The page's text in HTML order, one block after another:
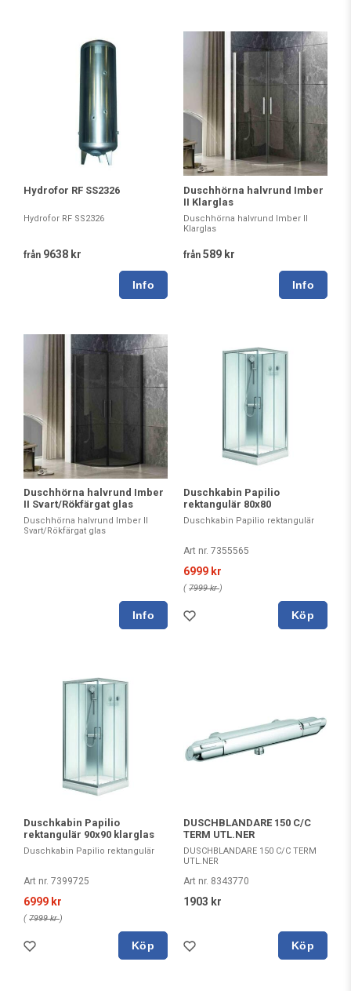
Hydrofor RF SS2326
Hydrofor RF SS2326
från 9638 kr
Duschhörna halvrund Imber
II Klarglas
Duschhörna halvrund Imber II
Klarglas
från 589 kr
Duschhörna halvrund Imber
II Svart/Rökfärgat glas
Duschhörna halvrund Imber II
Svart/Rökfärgat glas
Duschkabin Papilio
rektangulär 80x80
Duschkabin Papilio rektangulär
Art nr. 7355565
6999 kr
( 7999 kr)
Köp
Duschkabin Papilio
rektangulär 90x90 klarglas
Duschkabin Papilio rektangulär
Art nr. 7399725
6999 kr
( 7999 kr)
Köp
DUSCHBLANDARE 150 C/C
TERM UTL.NER
DUSCHBLANDARE 150 C/C TERM
UTL.NER
Art nr. 8343770
1903 kr
Köp